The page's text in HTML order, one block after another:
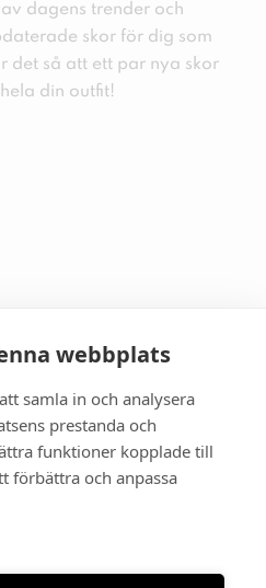
webbplats
samla in och analysera
prestanda och
funktioner kopplade till
förbättra och anpassa
dagens trender och
skor för dig som
det så att ett par nya skor
din outfit!